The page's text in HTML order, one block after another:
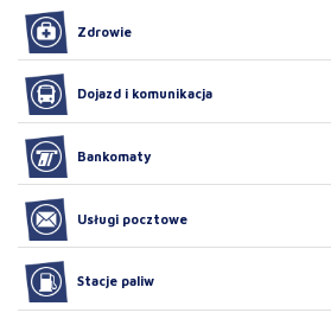
Zdrowie
Dojazd i komunikacja
Bankomaty
Usługi pocztowe
Stacje paliw